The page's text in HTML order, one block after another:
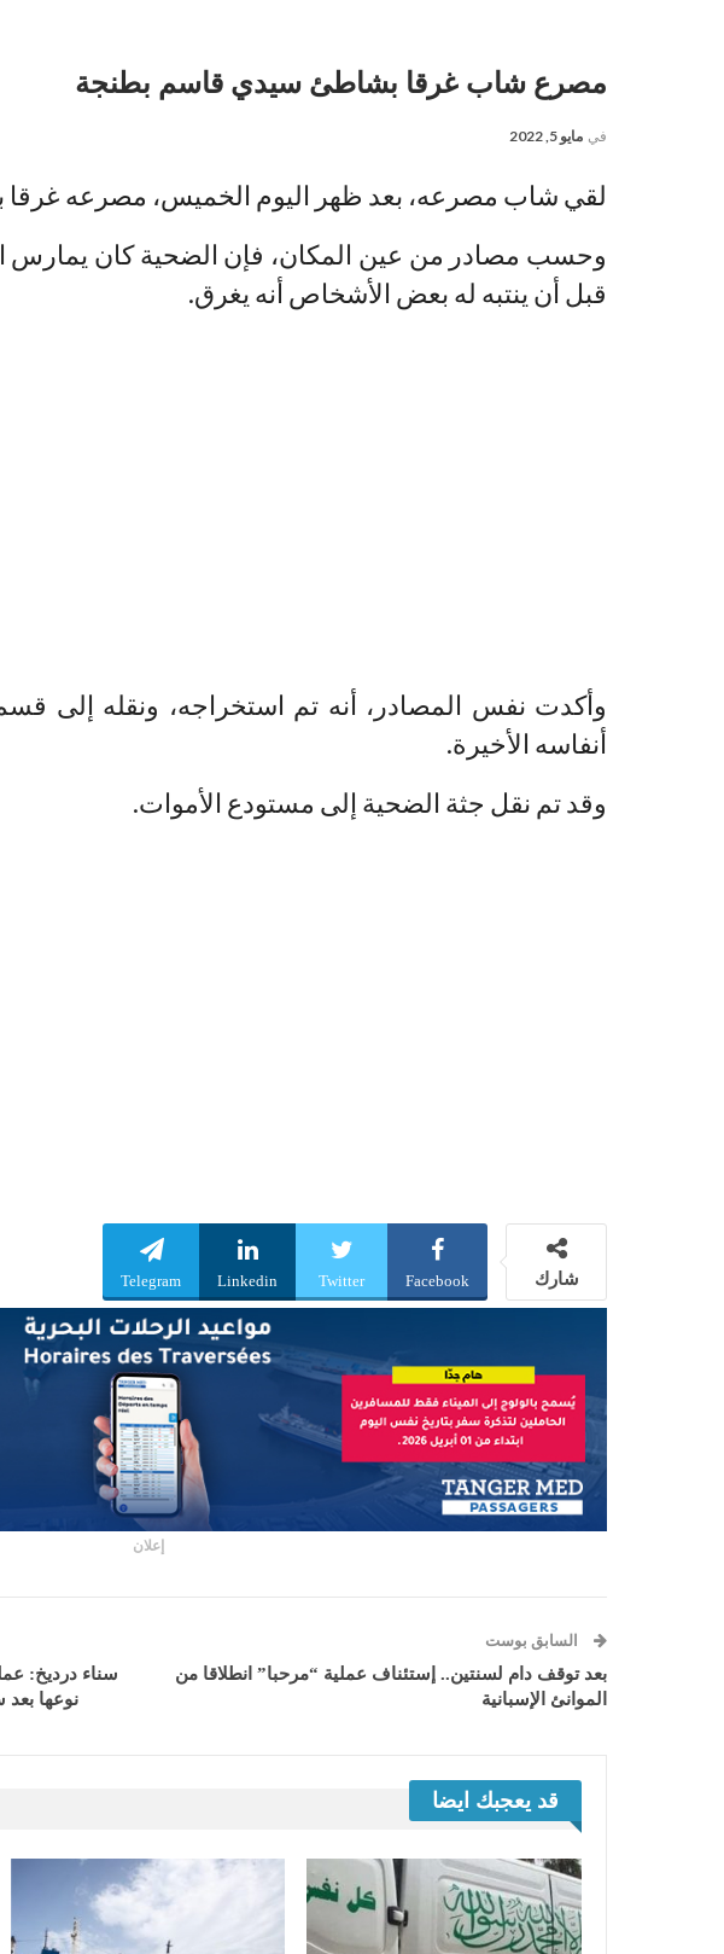
مصرع شاب غرقا بشاطئ سيدي قاسم بطنجة
في مايو 5, 2022
لقي شاب مصرعه، بعد ظهر اليوم الخميس، مصرعه
وحسب مصادر من عين المكان، فإن الضحية كان يمارس
قبل أن ينتبه له بعض الأشخاص أنه يغرق.
وأكدت نفس المصادر، أنه تم استخراجه، ونقله إلى
أنفاسه الأخيرة.
وقد تم نقل جثة الضحية إلى مستودع الأموات.
شارك Facebook
Twitter
Linkedin
Telegram
إعلان
السابق بوست
بعد توقف دام لسنتين.. إستئناف عملية “مرحبا” انطلاقا من
الموانئ الإسبانية
نوعها بعد
قد يعجبك ايضا